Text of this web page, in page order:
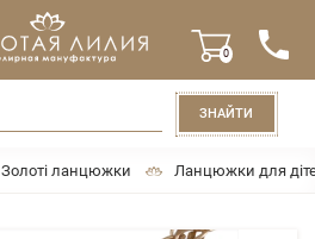
0
ЗНАЙТИ
Золоті ланцюжки Ланцюжки для